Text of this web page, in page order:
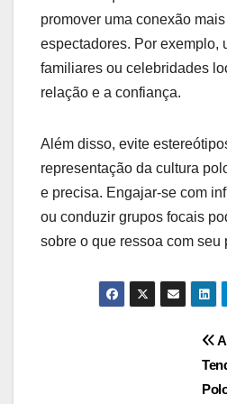
promover uma conexão
espectadores. Por exemplo,
familiares ou celebridades
relação e a confiança.
Além disso, evite
representação da cultura
e precisa. Engajar-se com
ou conduzir grupos focais
sobre o que ressoa com seu